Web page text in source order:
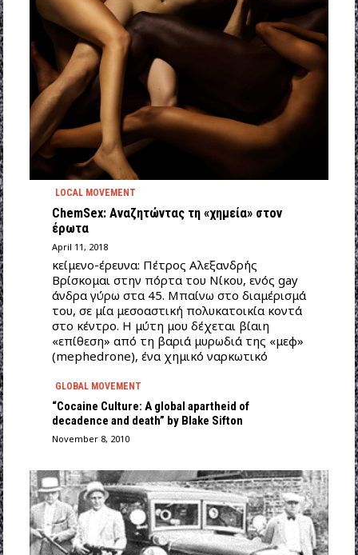
LOCAL MOVEMENT
ChemSex: Αναζητώντας τη «χημεία» στον
έρωτα
April 11, 2018
κείμενο-έρευνα: Πέτρος Αλεξανδρής
Βρίσκομαι στην πόρτα του Νίκου, ενός gay
άνδρα γύρω στα 45. Μπαίνω στο διαμέρισμά
του, σε μία μεσοαστική πολυκατοικία κοντά
στο κέντρο. Η μύτη μου δέχεται βίαιη
«επίθεση» από τη βαριά μυρωδιά της «μεφ»
(mephedrone), ένα χημικό ναρκωτικό
GLOBAL MOVEMENT
“Cocaine Culture: A global apartheid of
decadence and death” by Blake Sifton
November 8, 2010